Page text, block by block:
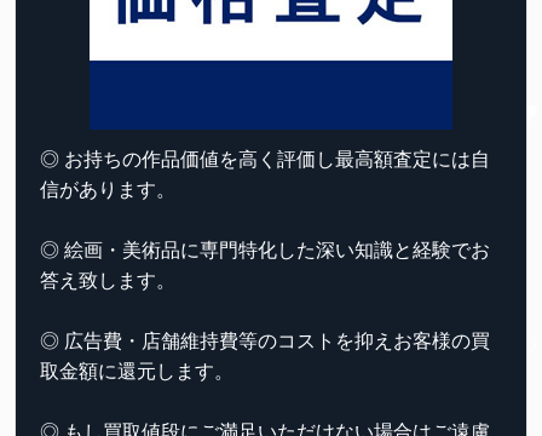
◎ お持ちの作品価値を高く評価し最高額査定には自
信があります。
◎ 絵画・美術品に専門特化した深い知識と経験でお
答え致します。
◎ 広告費・店舗維持費等のコストを抑えお客様の買
取金額に還元します。
◎ もし買取値段にご満足いただけない場合はご遠慮